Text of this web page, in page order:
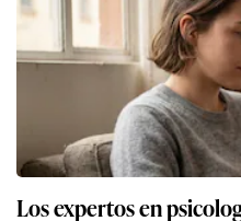
Los expertos en